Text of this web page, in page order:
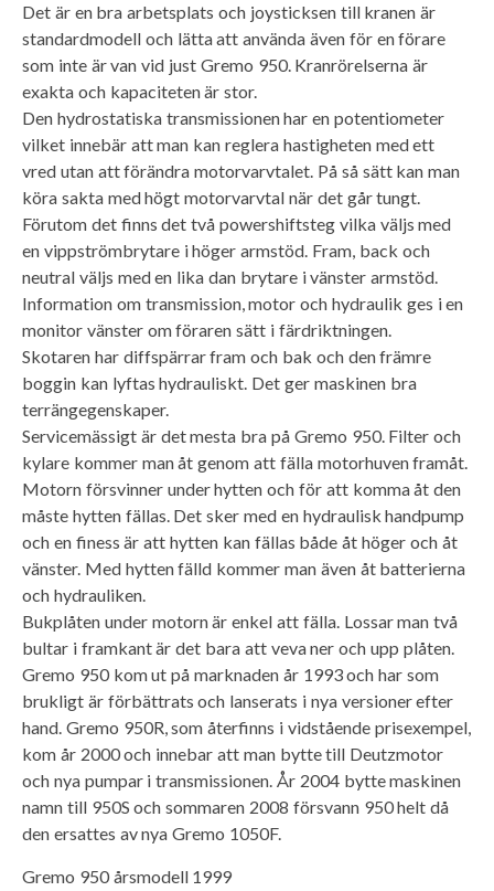
Det är en bra arbetsplats och joysticksen till kranen är
standardmodell och lätta att använda även för en förare
som inte är van vid just Gremo 950. Kranrörelserna är
exakta och kapaciteten är stor.
Den hydrostatiska transmissionen har en potentiometer
vilket innebär att man kan reglera hastigheten med ett
vred utan att förändra motorvarvtalet. På så sätt kan man
köra sakta med högt motorvarvtal när det går tungt.
Förutom det finns det två powershiftsteg vilka väljs med
en vippströmbrytare i höger armstöd. Fram, back och
neutral väljs med en lika dan brytare i vänster armstöd.
Information om transmission, motor och hydraulik ges i en
monitor vänster om föraren sätt i färdriktningen.
Skotaren har diffspärrar fram och bak och den främre
boggin kan lyftas hydrauliskt. Det ger maskinen bra
terrängegenskaper.
Servicemässigt är det mesta bra på Gremo 950. Filter och
kylare kommer man åt genom att fälla motorhuven framåt.
Motorn försvinner under hytten och för att komma åt den
måste hytten fällas. Det sker med en hydraulisk handpump
och en finess är att hytten kan fällas både åt höger och åt
vänster. Med hytten fälld kommer man även åt batterierna
och hydrauliken.
Bukplåten under motorn är enkel att fälla. Lossar man två
bultar i framkant är det bara att veva ner och upp plåten.
Gremo 950 kom ut på marknaden år 1993 och har som
brukligt är förbättrats och lanserats i nya versioner efter
hand. Gremo 950R, som återfinns i vidstående prisexempel,
kom år 2000 och innebar att man bytte till Deutzmotor
och nya pumpar i transmissionen. År 2004 bytte maskinen
namn till 950S och sommaren 2008 försvann 950 helt då
den ersattes av nya Gremo 1050F.
Gremo 950 årsmodell 1999